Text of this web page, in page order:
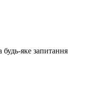
будь-яке запитання